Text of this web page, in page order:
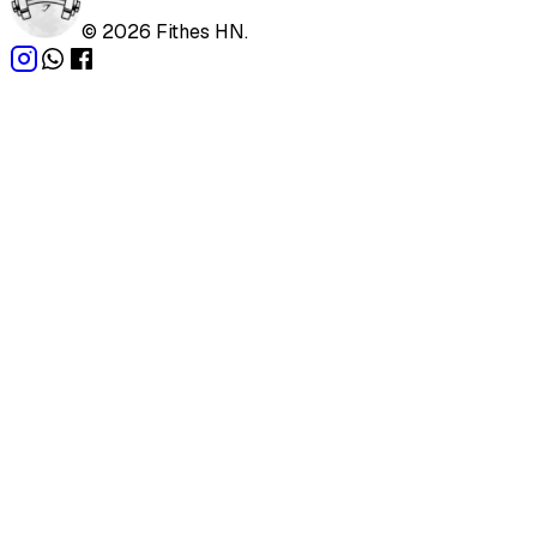
© 2026 Fithes HN.